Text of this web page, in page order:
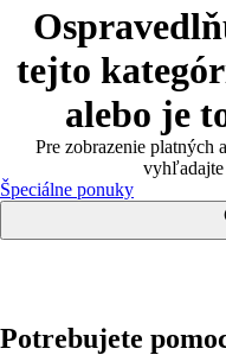
tejto
alebo je
Pre zobrazenie platných
Špeciálne ponuky
Potrebujete